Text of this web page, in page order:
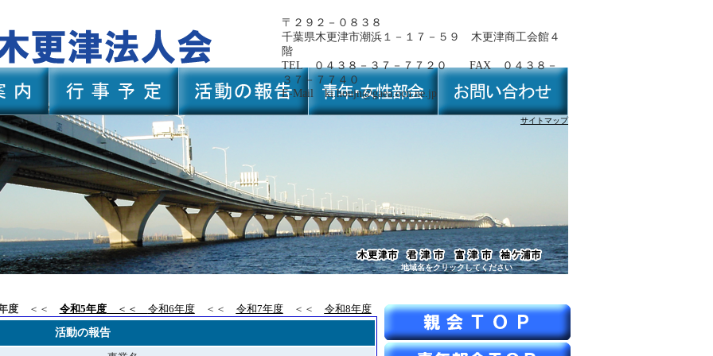
〒２９２－０８３８
千葉県木更津市潮浜１－１７－５９ 木更津商工会館４
階
TEL ０４３８－３７－７７２０ FAX ０４３８－
３７－７７４０
E-Mail ki.houjn@gaea.ocn.ne.jp
サイトマップ
地域名をクリックしてください
度＜＜ 令和5年度＜＜ 令和6年度＜＜ 令和7年度＜＜ 令和8年度
活動の報告